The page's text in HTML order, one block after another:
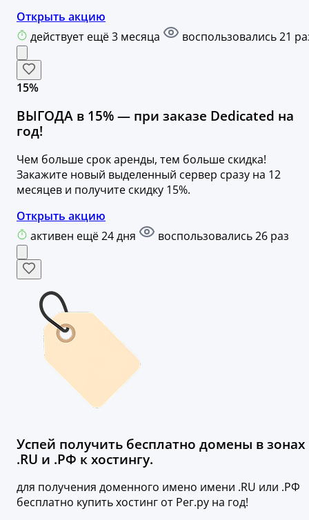
Открыть акцию
действует ещё 3 месяца
воспользовались 21
15%
ВЫГОДА в 15% — при заказе Dedicated на
год!
Чем больше срок аренды, тем больше скидка!
Закажите новый выделенный сервер сразу на 12
месяцев и получите скидку 15%.
Открыть акцию
активен ещё 24 дня
воспользовались 26 раз
Успей получить бесплатно домены в зонах
.RU и .РФ к хостингу.
для получения доменного имено имени .RU или .РФ
бесплатно купить хостинг от Рег.ру на год!